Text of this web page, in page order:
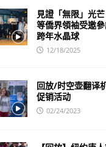
見證「無限」光
等僑界領袖受邀
跨年水晶球
12/18/2025
回放/时空壶翻译
促销活动
02/24/2023